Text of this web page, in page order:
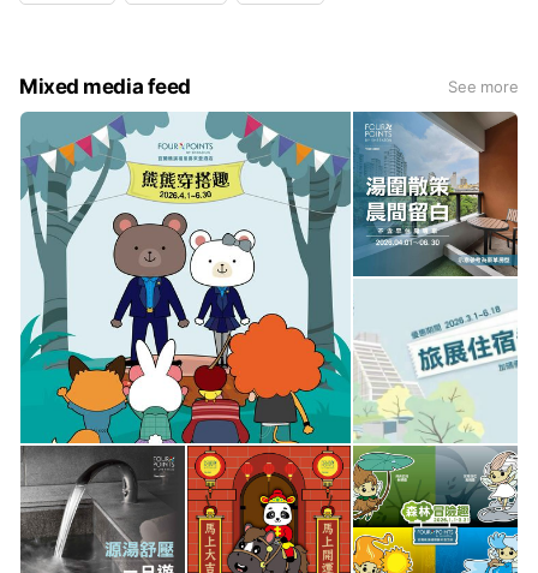
Mixed media feed See more